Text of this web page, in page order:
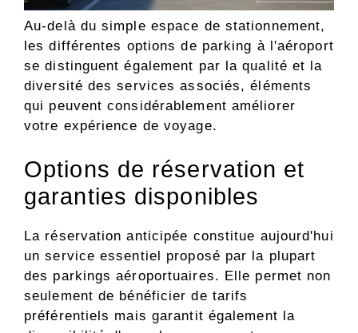
Au-delà du simple espace de stationnement,
les différentes options de parking à l'aéroport
se distinguent également par la qualité et la
diversité des services associés, éléments
qui peuvent considérablement améliorer
votre expérience de voyage.
Options de réservation et
garanties disponibles
La réservation anticipée constitue aujourd'hui
un service essentiel proposé par la plupart
des parkings aéroportuaires. Elle permet non
seulement de bénéficier de tarifs
préférentiels mais garantit également la